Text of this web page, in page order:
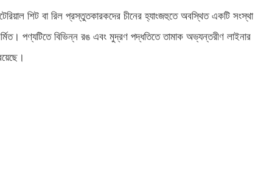
শিট বা রিল প্রস্তুতকারকদের চীনের হ্যাংজহুতে অবস্থিত একটি সংস্থা
পণ্যটিতে বিভিন্ন রঙ এবং মুদ্রণ পদ্ধতিতে তামাক অভ্যন্তরীণ লাইনার